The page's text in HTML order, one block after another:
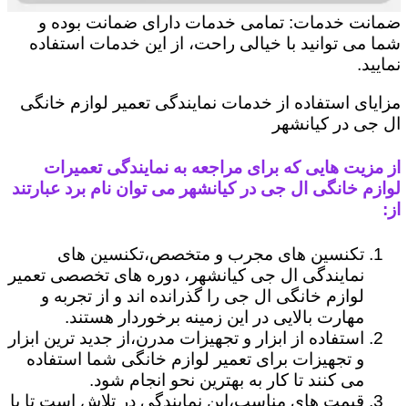
ضمانت خدمات: تمامی خدمات دارای ضمانت بوده و
شما می توانید با خیالی راحت، از این خدمات استفاده
نمایید.
مزایای استفاده از خدمات نمایندگی تعمیر لوازم خانگی
ال جی در کیانشهر
از مزیت هایی که برای مراجعه به نمایندگی تعمیرات
لوازم خانگی ال جی در کیانشهر می توان نام برد عبارتند
از:
تکنسین های مجرب و متخصص،تکنسین های
نمایندگی ال جی کیانشهر، دوره های تخصصی تعمیر
لوازم خانگی ال جی را گذرانده اند و از تجربه و
مهارت بالایی در این زمینه برخوردار هستند.
استفاده از ابزار و تجهیزات مدرن،از جدید ترین ابزار
و تجهیزات برای تعمیر لوازم خانگی شما استفاده
می کنند تا کار به بهترین نحو انجام شود.
قیمت های مناسب،این نمایندگی در تلاش است تا با